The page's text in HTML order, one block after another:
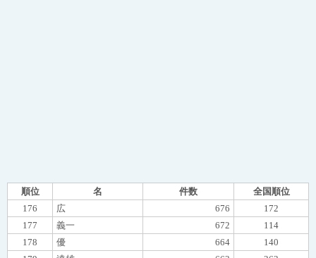
順位 名 件数
全国順位
176
広 676
172
177
義一 672
114
178
優 664
140